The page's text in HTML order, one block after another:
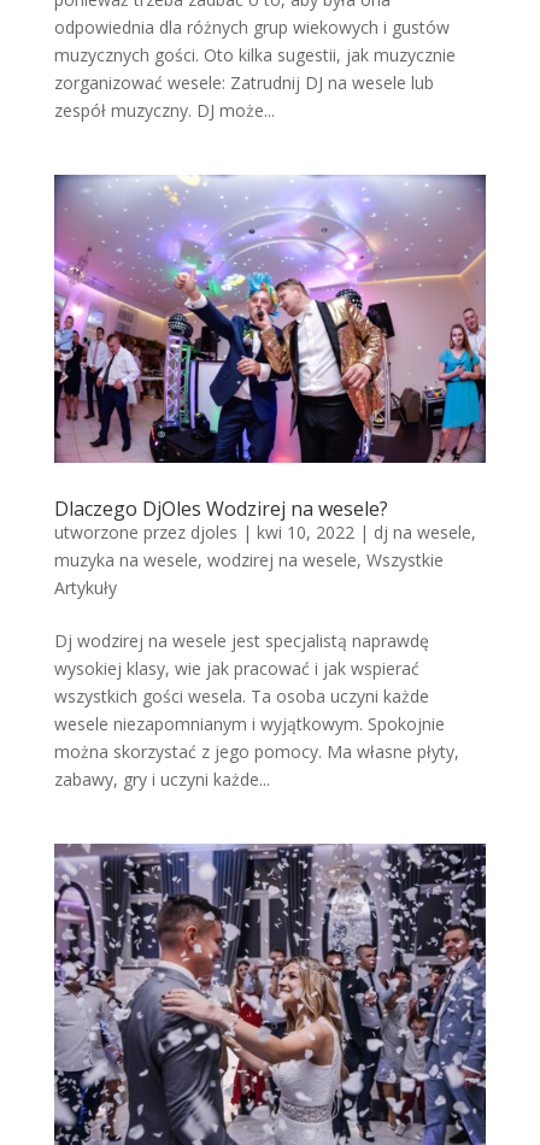
odpowiednia dla różnych grup wiekowych i gustów
muzycznych gości. Oto kilka sugestii, jak muzycznie
zorganizować wesele: Zatrudnij DJ na wesele lub
zespół muzyczny. DJ może...
Dlaczego DjOles Wodzirej na wesele?
utworzone przez djoles | kwi 10, 2022| dj na wesele,
muzyka na wesele, wodzirej na wesele, Wszystkie
Artykuły
Dj wodzirej na wesele jest specjalistą naprawdę
wysokiej klasy, wie jak pracować i jak wspierać
wszystkich gości wesela. Ta osoba uczyni każde
wesele niezapomnianym i wyjątkowym. Spokojnie
można skorzystać z jego pomocy. Ma własne płyty,
zabawy, gry i uczyni każde...